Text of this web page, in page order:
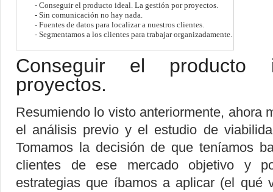
- Conseguir el producto ideal. La gestión por proyectos.
- Sin comunicación no hay nada.
- Fuentes de datos para localizar a nuestros clientes.
- Segmentamos a los clientes para trabajar organizadamente.
Conseguir el producto
proyectos.
Resumiendo lo visto anteriormente, ahora
el análisis previo y el estudio de
Tomamos la decisión de que teníamos
clientes de ese mercado objetivo y
estrategias que íbamos a aplicar (el qué